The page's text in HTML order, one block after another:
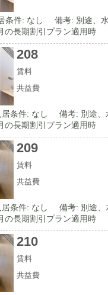
条件: なし
備考: 別途、
長期割引プラン適用時
208
賃料
共益費
居条件: なし
備考: 別途
長期割引プラン適用時
209
賃料
共益費
居条件: なし
備考: 別途
長期割引プラン適用時
210
賃料
共益費